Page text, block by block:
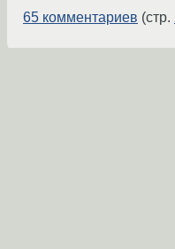
65 комментариев (стр.